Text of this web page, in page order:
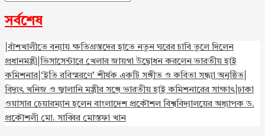
সর্বশেষ
|বাঁশখালীতে বন্যায় ক্ষতিগ্রস্তদের হাতে নতুন ঘরের চাবি তুলে দিলেন
প্রধানমন্ত্রী ভিসাসেন্টারে খেলার জায়গা উদ্বোধন করলেন ভারতীয় হাই
কমিশনার ‘ইতি রবিস্মরণে’ শীর্ষক একটি সঙ্গীত ও কবিতা সন্ধ্যা অনুষ্ঠিত
বিদ্যুৎ খনিজ ও জ্বালানি মন্ত্রীর সঙ্গে ভারতীয় হাই কমিশনারের সাক্ষাৎ |ঢাকা
ওয়াসার চেয়ারম্যান হলেন বাংলাদেশ প্রকৌশল বিশ্ববিদ্যালয়ের অধ্যাপক ড.
প্রকৌশলী মো. সাব্বির মোস্তফা খান